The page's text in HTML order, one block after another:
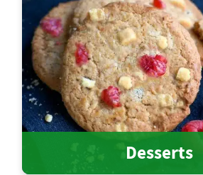
Desserts